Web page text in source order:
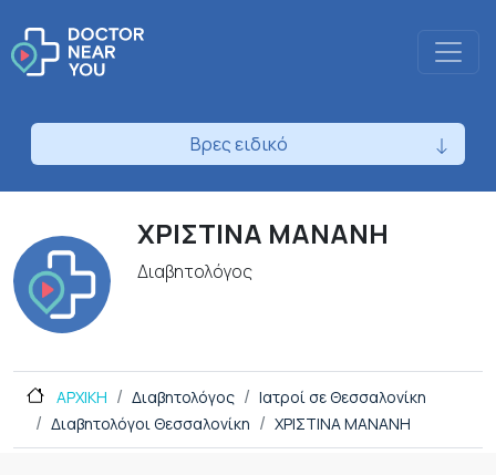
Βρες ειδικό
ΧΡΙΣΤΙΝΑ ΜΑΝΑΝΗ
Διαβητολόγος
ΑΡΧΙΚΗ Διαβητολόγος
Ιατροί σε Θεσσαλονίκη
Διαβητολόγοι Θεσσαλονίκη
ΧΡΙΣΤΙΝΑ ΜΑΝΑΝΗ